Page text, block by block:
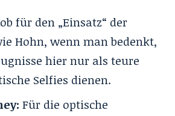
für den „Einsatz“ der
Hohn, wenn man bedenkt,
hier nur als teure
Selfies dienen.
Für die optische